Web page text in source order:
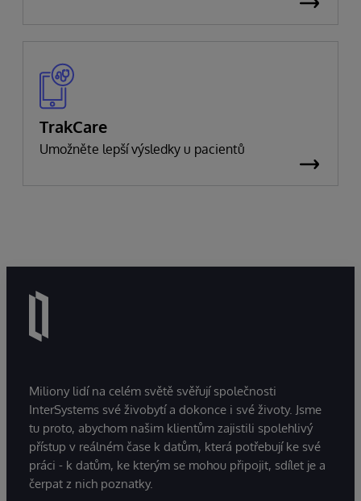
TrakCare
Umožněte lepší výsledky u pacientů
Miliony lidí na celém světě svěřují společnosti
InterSystems své živobytí a dokonce i své životy. Jsme
tu proto, abychom našim klientům zajistili spolehlivý
přístup v reálném čase k datům, která potřebují ke své
práci - k datům, ke kterým se mohou připojit, sdílet je a
čerpat z nich poznatky.